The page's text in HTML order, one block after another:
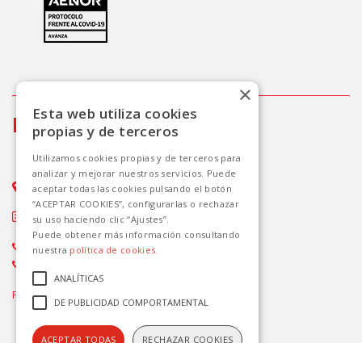
Info
Avda. Delfina Viudes,14 - 03183. Torrevieja
Info.torrevieja@avanzagrupo.com
(+34) 96 571 04 49
Paga de forma segura con:
Esta web utiliza cookies
propias y de terceros
Utilizamos cookies propias y de terceros para
analizar y mejorar nuestros servicios. Puede
aceptar todas las cookies pulsando el botón
“ACEPTAR COOKIES”, configurarlas o rechazar
su uso haciendo clic “Ajustes”.
Puede obtener más información consultando
nuestra política de cookies.
ANALÍTICAS
DE PUBLICIDAD COMPORTAMENTAL
ACEPTAR TODAS RECHAZAR COOKIES
×